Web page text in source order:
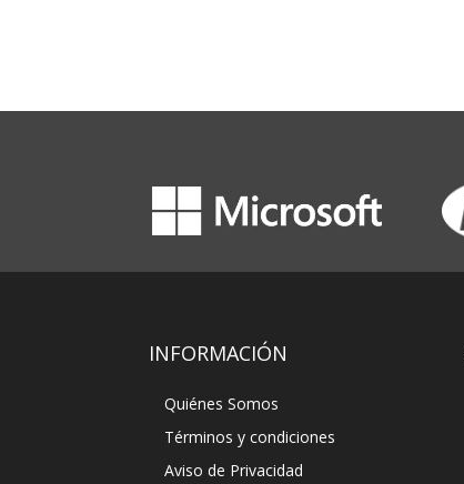
INFORMACIÓN
Quiénes Somos
Términos y condiciones
Aviso de Privacidad